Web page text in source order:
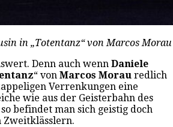
in „Totentanz“ von Marcos
Denn auch wenn Daniele
“ von Marcos Morau redlich
Verrenkungen eine
wie aus der Geisterbahn des
befindet man sich geistig doch
Zweitklässlern.